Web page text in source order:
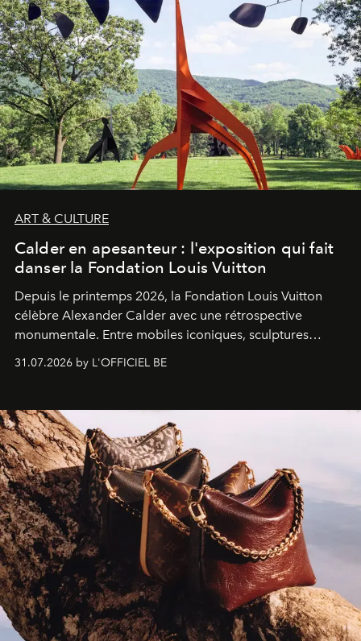
ART & CULTURE
Calder en apesanteur : l'exposition qui fait
danser la Fondation Louis Vuitton
Depuis le printemps 2026, la Fondation Louis Vuitton
célèbre Alexander Calder avec une rétrospective
monumentale. Entre mobiles iconiques, sculptures
américain investit les espaces imaginés par Frank Gehry
sculpture.
31.07.2026 by L'OFFICIEL BE